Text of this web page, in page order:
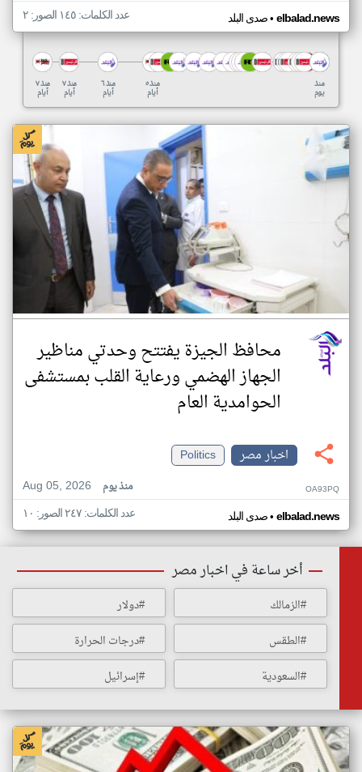
صدى البلد• elbalad.news عدد الكلمات: ١٤٥ الصور: ٢
منذ ٧
أيام
منذ ٧
أيام
منذ ٦
أيام
منذ ٥
أيام
منذ
يوم
محافظ الجيزة يفتتح وحدتي مناظير
الجهاز الهضمي ورعاية القلب بمستشفى
الحوامدية العام
اخبار مصر
Politics
Aug 05, 2026
منذ يوم OA93PQ
صدى البلد• elbalad.news عدد الكلمات: ٢٤٧ الصور: ١٠
أخر ساعة في اخبار مصر
#الزمالك
#دولار
#الطقس
#درجات الحرارة
#السعودية
#إسرائيل